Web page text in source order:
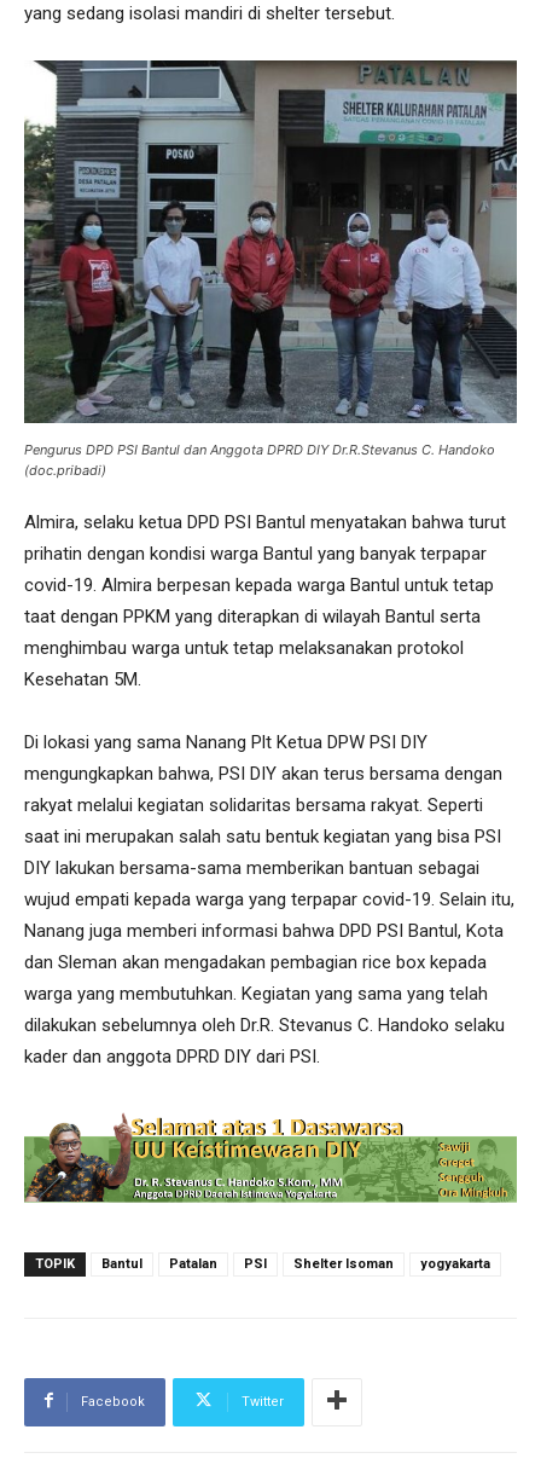
yang sedang isolasi mandiri di shelter tersebut.
Pengurus DPD PSI Bantul dan Anggota DPRD DIY Dr.R.Stevanus C. Handoko
(doc.pribadi)
Almira, selaku ketua DPD PSI Bantul menyatakan bahwa turut
prihatin dengan kondisi warga Bantul yang banyak terpapar
covid-19. Almira berpesan kepada warga Bantul untuk tetap
taat dengan PPKM yang diterapkan di wilayah Bantul serta
menghimbau warga untuk tetap melaksanakan protokol
Kesehatan 5M.
Di lokasi yang sama Nanang Plt Ketua DPW PSI DIY
mengungkapkan bahwa, PSI DIY akan terus bersama dengan
rakyat melalui kegiatan solidaritas bersama rakyat. Seperti
saat ini merupakan salah satu bentuk kegiatan yang bisa PSI
DIY lakukan bersama-sama memberikan bantuan sebagai
wujud empati kepada warga yang terpapar covid-19. Selain itu,
Nanang juga memberi informasi bahwa DPD PSI Bantul, Kota
dan Sleman akan mengadakan pembagian rice box kepada
warga yang membutuhkan. Kegiatan yang sama yang telah
dilakukan sebelumnya oleh Dr.R. Stevanus C. Handoko selaku
kader dan anggota DPRD DIY dari PSI.
TOPIK Bantul Patalan PSI Shelter Isoman yogyakarta
Facebook Twitter